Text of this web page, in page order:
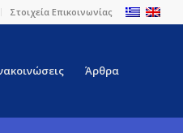
Στοιχεία Επικοινωνίας
Άρθρα